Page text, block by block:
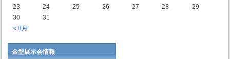
« 8月
23
24 25 26 27 28
29
30
31
金型展示会情報